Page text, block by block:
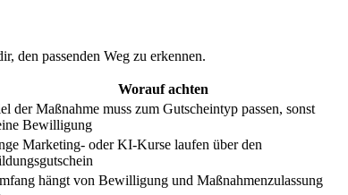
den passenden Weg zu erkennen.
Worauf achten
der Maßnahme muss zum Gutscheintyp passen, sonst
Bewilligung
Marketing- oder KI-Kurse laufen über den
hängt von Bewilligung und Maßnahmenzulassung